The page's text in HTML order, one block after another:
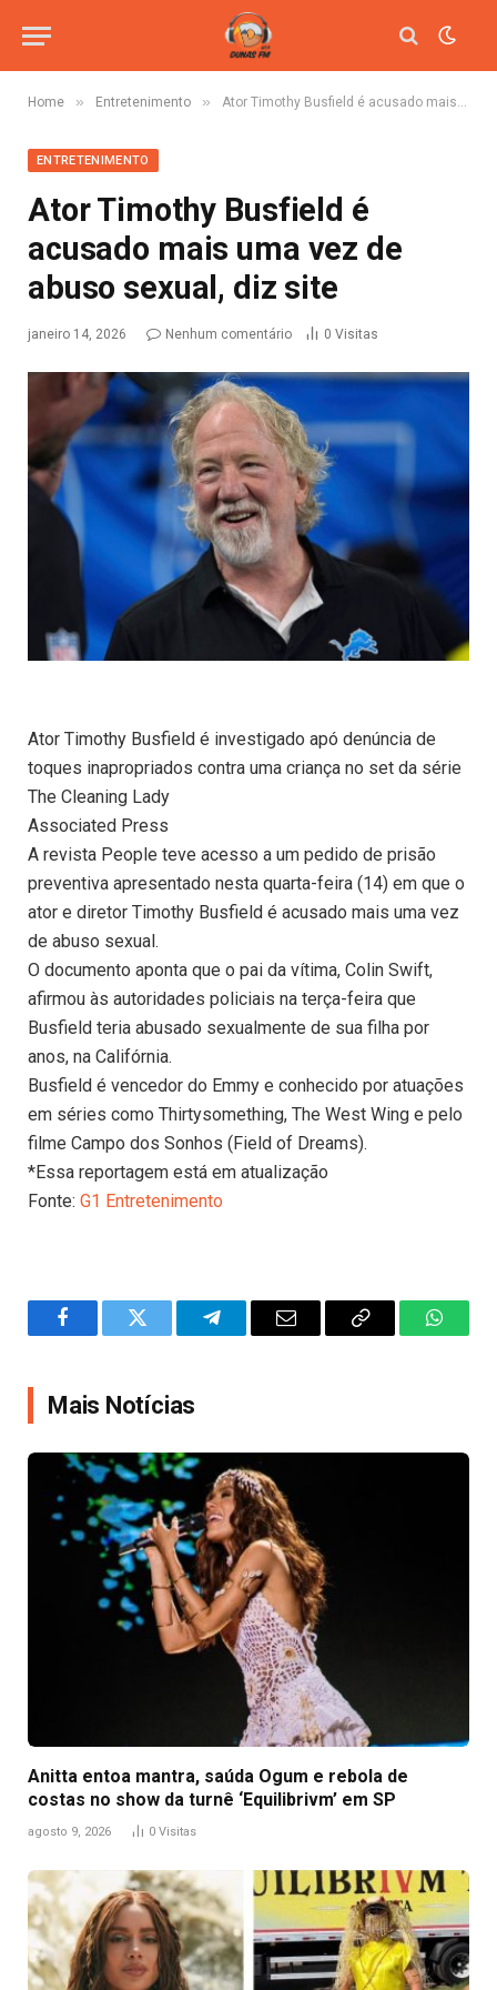
Home » Entretenimento » Ator Timothy Busfield é acusado mais uma vez de abuso sexual, diz site
ENTRETENIMENTO
Ator Timothy Busfield é
acusado mais uma vez de
abuso sexual, diz site
janeiro 14, 2026 Nenhum comentário 0 Visitas
Ator Timothy Busfield é investigado apó denúncia de
toques inapropriados contra uma criança no set da série
The Cleaning Lady
Associated Press
A revista People teve acesso a um pedido de prisão
preventiva apresentado nesta quarta-feira (14) em que o
ator e diretor Timothy Busfield é acusado mais uma vez
de abuso sexual.
O documento aponta que o pai da vítima, Colin Swift,
afirmou às autoridades policiais na terça-feira que
Busfield teria abusado sexualmente de sua filha por
anos, na Califórnia.
Busfield é vencedor do Emmy e conhecido por atuações
em séries como Thirtysomething, The West Wing e pelo
filme Campo dos Sonhos (Field of Dreams).
*Essa reportagem está em atualização
Fonte: G1 Entretenimento
FacebookTwitter TelegramEmail
Copy
Mais Notícias
Anitta entoa mantra, saúda Ogum e rebola de
costas no show da turnê ‘Equilibrivm’ em SP
agosto 9, 2026 0 Visitas